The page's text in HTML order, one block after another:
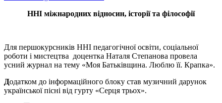
ННІ міжнародних відносин, історії та філософії
Для першокурсників ННІ педагогічної освіти, соціальної
роботи і мистецтва доцентка Наталя Степанова провела
усний журнал на тему «Моя Батьківщина. Люблю її. Крапка».
Додатком до інформаційного блоку став музичний дарунок
української пісні від гурту «Серця трьох».